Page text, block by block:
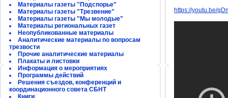
Материалы газеты "Подспорье"
Материалы газеты "Трезвение"
Материалы газеты "Мы молодые"
Материалы региональных газет
Неопубликованные материалы
Аналитические материалы по вопросам
трезвости
Прочие аналитические материалы
Плакаты и листовки
Информация о мероприятиях
Программы действий
Решения съездов, конференций и
координационного совета СБНТ
Книги
https://youtu.be/